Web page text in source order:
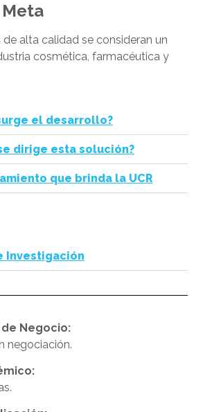
alta calidad se consideran un
cosmética, farmacéutica y
el desarrollo?
dirige esta solución?
que brinda la UCR
Investigación
Negocio:
negociación.